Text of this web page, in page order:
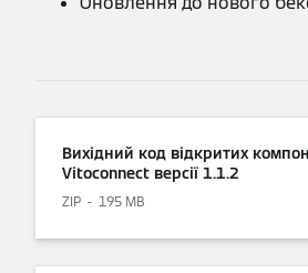
Вихідний код відкритих
Vitoconnect версії 1.1.2
ZIP 195 MB